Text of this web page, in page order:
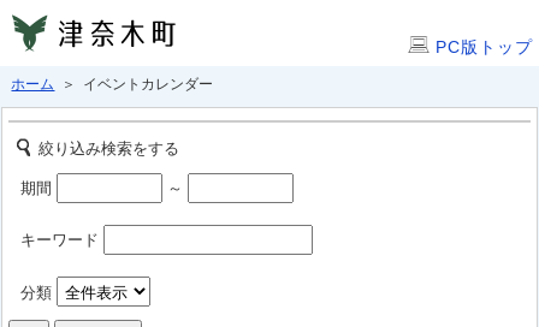
PC版トップ
ホーム ＞ イベントカレンダー
絞り込み検索をする
期間 ～
キーワード
分類